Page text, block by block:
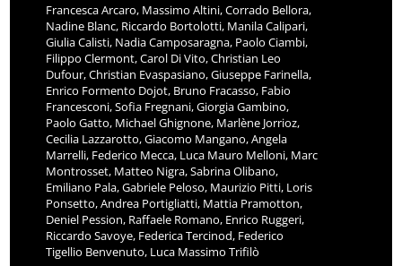
Francesca Arcaro, Massimo Altini, Corrado Bellora,
Nadine Blanc, Riccardo Bortolotti, Manila Calipari,
Giulia Calisti, Nadia Camposaragna, Paolo Ciambi,
Filippo Clermont, Carol Di Vito, Christian Leo
Dufour, Christian Evaspasiano, Giuseppe Farinella,
Enrico Formento Dojot, Bruno Fracasso, Fabio
Francesconi, Sofia Fregnani, Giorgia Gambino,
Paolo Gatto, Michael Ghignone, Marlène Jorrioz,
Cecilia Lazzarotto, Giacomo Mangano, Angela
Marrelli, Federico Mecca, Luca Mauro Melloni, Marc
Montrosset, Matteo Nigra, Sabrina Olibano,
Emiliano Pala, Gabriele Peloso, Maurizio Pitti, Loris
Ponsetto, Andrea Portigliatti, Mattia Pramotton,
Deniel Pession, Raffaele Romano, Enrico Ruggeri,
Riccardo Savoye, Federica Tercinod, Federico
Tigellio Benvenuto, Luca Massimo Trifilò